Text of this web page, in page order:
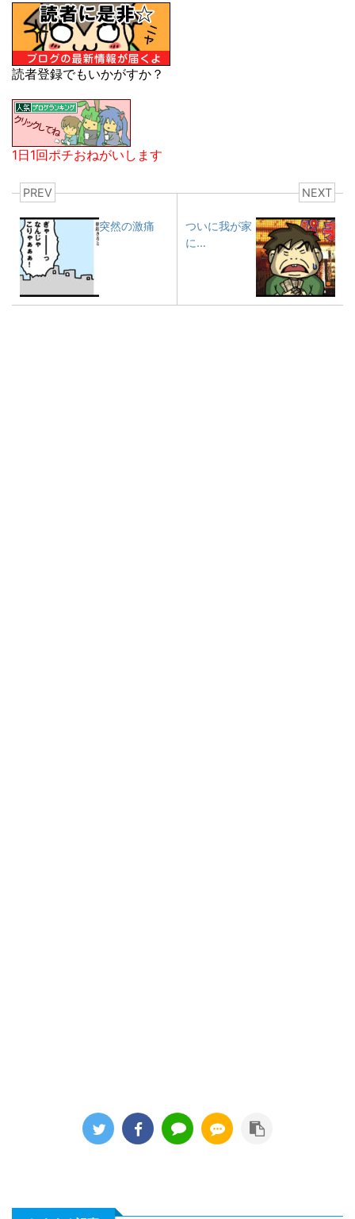
読者登録でもいかがすか？
1日1回ポチおねがいします
PREV
突然の激痛
NEXT
ついに我が家
に…